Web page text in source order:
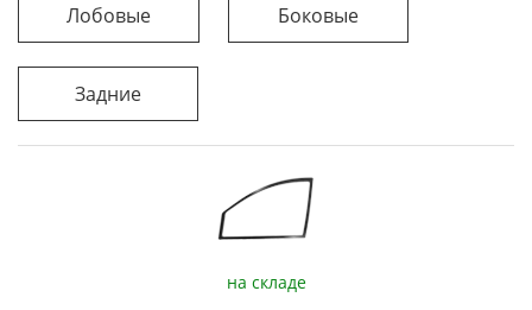
Лобовые Боковые
Задние
на складе